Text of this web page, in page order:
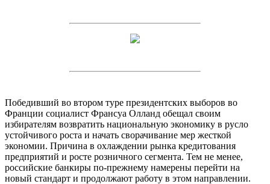
Победивший во втором туре президентских выборов во
Франции социалист Франсуа Олланд обещал своим
избирателям возвратить национальную экономику в русло
устойчивого роста и начать сворачивание мер жесткой
экономии. Причина в охлаждении рынка кредитования
предприятий и росте розничного сегмента. Тем не менее,
российские банкиры по-прежнему намерены перейти на
новый стандарт и продолжают работу в этом направлении.